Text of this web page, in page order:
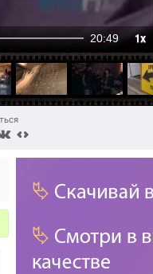
20:49 1x